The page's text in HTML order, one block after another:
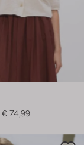
€ 74,99